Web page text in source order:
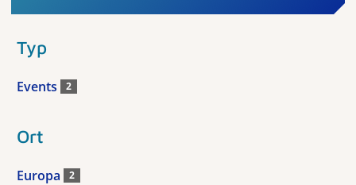
Typ
Events 2
Ort
Europa 2